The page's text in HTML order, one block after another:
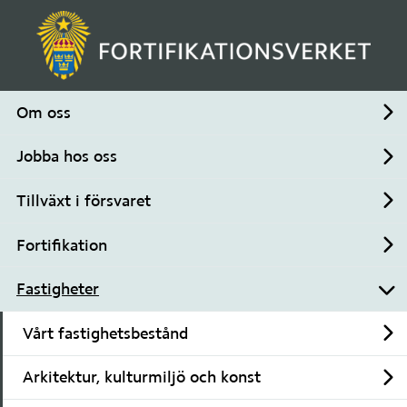
Om oss
Jobba hos oss
Tillväxt i försvaret
Fortifikation
Fastigheter
Vårt fastighetsbestånd
Arkitektur, kulturmiljö och konst
SÖK
Startsida / Fastigheter
Fastigheter
Fortifikationsverket äger byggnader
och mark över hela landet. Bland
våra fastigheter finns
regementsbyggnader, kontor,